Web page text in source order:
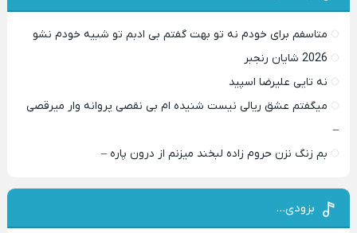
متاسفم برای خودم نه تو بهت گفتم بی ادبم تو شبیه خودم نشو ‌ ‌
2026 شایان رنجبر
نه تایی علیرضا اسپید
میگفتم عشق ریالی نیست شنیده ام بی نقصی پروانه وار میرقصی
–
بم زنگ نزن حروم زاده لبخند میزنم از درون پاره –
بزودی…